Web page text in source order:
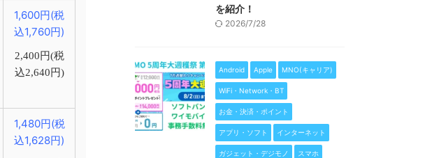
1,600円(税
込1,760円)
2,400円(税
込2,640円)
1,480円(税
込1,628円)
を紹介！
2026/7/28
Android Apple MNO(キャリア)
WiFi・Network・BT
お金・決済・ポイント
アプリ・ソフト インターネット
ガジェット・デジモノ スマホ